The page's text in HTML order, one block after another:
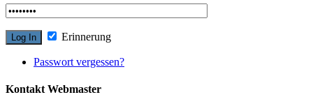
Erinnerung
Passwort vergessen?
Kontakt Webmaster